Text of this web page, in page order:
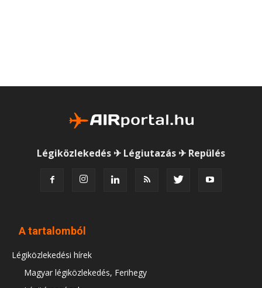
Légiközlekedés ✈ Légiutazás ✈ Repülés
A tartalomból
Légiközlekedési hírek
Magyar légiközlekedés, Ferihegy